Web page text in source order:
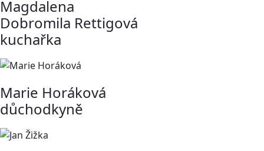
Magdalena
Dobromila Rettigová
kuchařka
Marie Horáková
důchodkyně